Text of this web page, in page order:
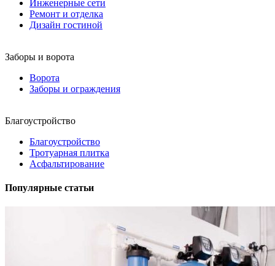
Инженерные сети
Ремонт и отделка
Дизайн гостиной
Заборы и ворота
Ворота
Заборы и ограждения
Благоустройство
Благоустройство
Тротуарная плитка
Асфальтирование
Популярные статьи